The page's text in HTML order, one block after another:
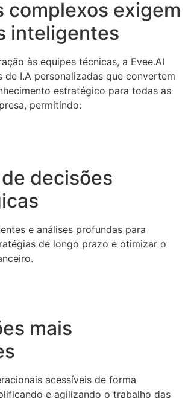
complexos exigem
inteligentes
às equipes técnicas, a Evee.AI
de I.A personalizadas que convertem
estratégico para todas as
permitindo:
decisões
e análises profundas para
de longo prazo e otimizar o
mais
acessíveis de forma
e agilizando o trabalho das